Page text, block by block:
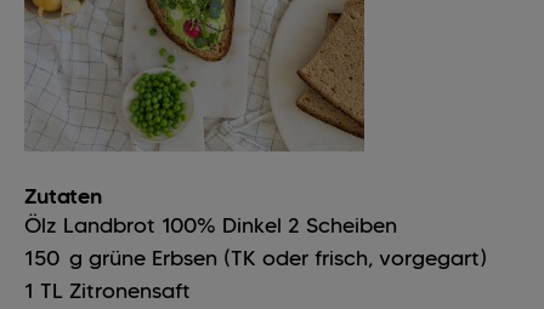
Zutaten
Ölz Landbrot 100% Dinkel 2 Scheiben
150 g grüne Erbsen (TK oder frisch, vorgegart)
1 TL Zitronensaft